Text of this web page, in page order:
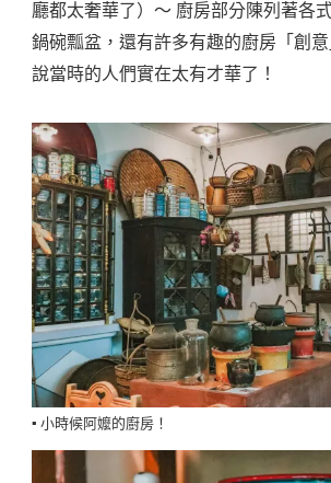
廳都太奢華了）～ 廚房部分陳列著各
鍋碗瓢盆，還有許多有趣的廚房「創
說當時的人們實在太有才華了！
▪️ 小時候阿嬤的廚房！